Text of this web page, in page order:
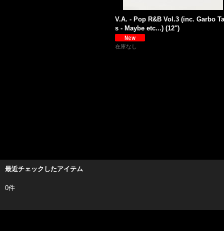
V.A. - Pop R&B Vol.3 (inc. Garbo
s - Maybe etc...) (12'')
在庫なし
最近チェックしたアイテム
0件